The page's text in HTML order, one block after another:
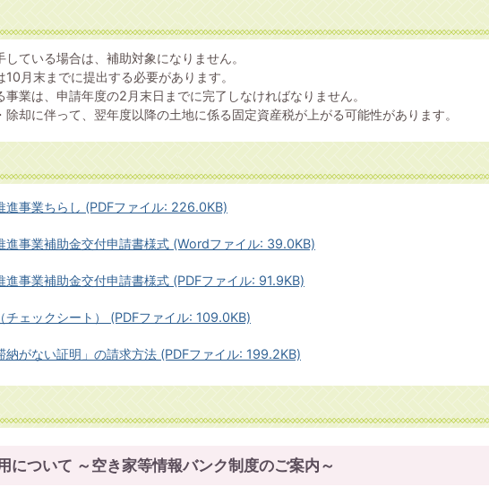
している場合は、補助対象になりません。
10月末までに提出する必要があります。
事業は、申請年度の2月末日までに完了しなければなりません。
除却に伴って、翌年度以降の土地に係る固定資産税が上がる可能性があります。
進事業ちらし (PDFファイル: 226.0KB)
進事業補助金交付申請書様式 (Wordファイル: 39.0KB)
進事業補助金交付申請書様式 (PDFファイル: 91.9KB)
チェックシート） (PDFファイル: 109.0KB)
納がない証明」の請求方法 (PDFファイル: 199.2KB)
について ～空き家等情報バンク制度のご案内～